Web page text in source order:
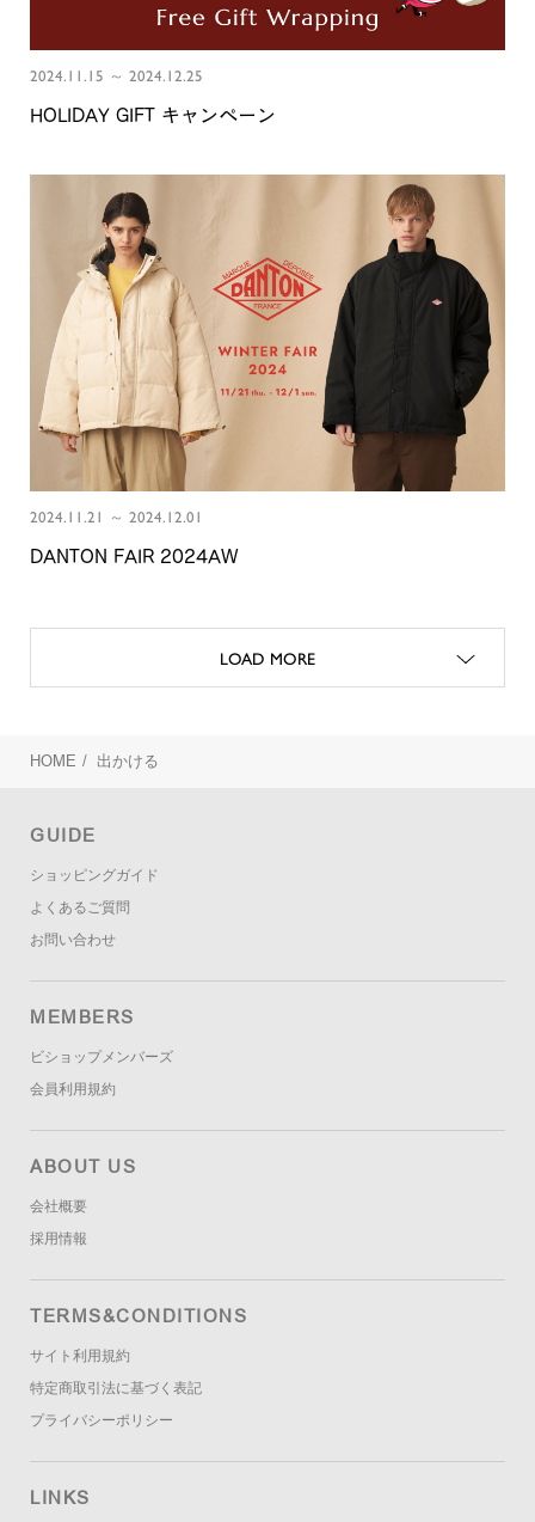
2024.11.15 ～ 2024.12.25
HOLIDAY GIFT キャンペーン
2024.11.21 ～ 2024.12.01
DANTON FAIR 2024AW
LOAD MORE
HOME / 出かける
GUIDE
ショッピングガイド
よくあるご質問
お問い合わせ
MEMBERS
ビショップメンバーズ
会員利用規約
ABOUT US
会社概要
採用情報
TERMS&CONDITIONS
サイト利用規約
特定商取引法に基づく表記
プライバシーポリシー
LINKS